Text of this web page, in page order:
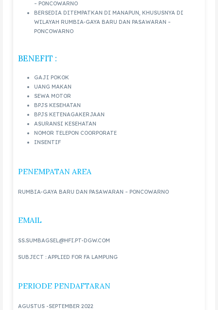
– PONCOWARNO
BERSEDIA DITEMPATKAN DI MANAPUN, KHUSUSNYA DI
WILAYAH RUMBIA-GAYA BARU DAN PASAWARAN –
PONCOWARNO
BENEFIT :
GAJI POKOK
UANG MAKAN
SEWA MOTOR
BPJS KESEHATAN
BPJS KETENAGAKERJAAN
ASURANSI KESEHATAN
NOMOR TELEPON COORPORATE
INSENTIF
PENEMPATAN AREA
RUMBIA-GAYA BARU DAN PASAWARAN – PONCOWARNO
EMAIL
SS.SUMBAGSEL@HFI.PT-DGW.COM
SUBJECT : APPLIED FOR FA LAMPUNG
PERIODE PENDAFTARAN
AGUSTUS -SEPTEMBER 2022